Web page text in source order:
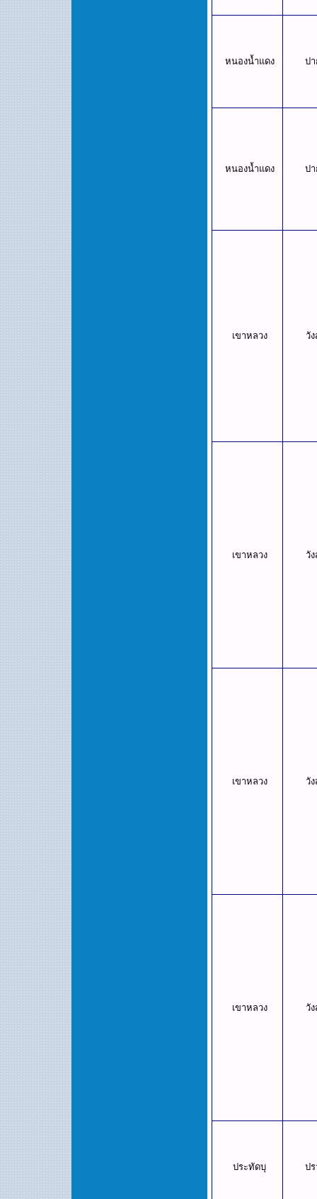
หนองน้ำแดง ป
หนองน้ำแดง ป
เขาหลวง วั
เขาหลวง วั
เขาหลวง วั
เขาหลวง วั
ประทัดบุ ป